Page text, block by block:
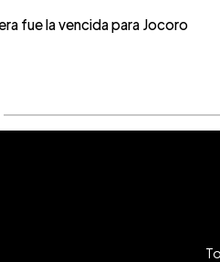
fue la vencida para Jocoro